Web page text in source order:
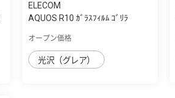
ELECOM
AQUOS R10 ｶﾞﾗｽﾌｨﾙﾑ ｺﾞﾘﾗ
オープン価格
光沢（グレア）